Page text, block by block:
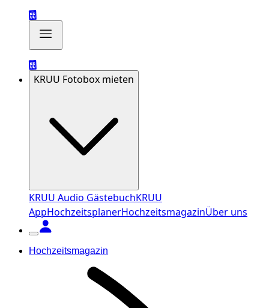
KRUU Fotobox mieten
KRUU Audio GästebuchKRUU
AppHochzeitsplanerHochzeitsmagazinÜber uns
Hochzeitsmagazin